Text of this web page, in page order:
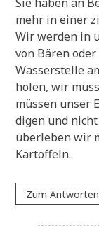
mehr in einer
Wir wer­den in
von Bären
Was­ser­stel­le
holen, wir
müs­sen unser
di­gen und
über­le­ben wir
Kartoffeln.
Zum